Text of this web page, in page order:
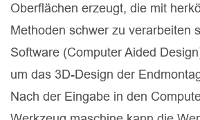
Oberflächen erzeugt, die mit
Methoden schwer zu verarbeiten
Software (Computer Aided
um das 3D-Design der
Nach der Eingabe in den